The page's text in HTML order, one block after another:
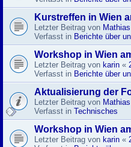
Kurstreffen in Wien
Letzter Beitrag von Mathias
Verfasst in Berichte über
Workshop in Wien
Letzter Beitrag von karin «
Verfasst in Berichte über
Aktualisierung der
Letzter Beitrag von Mathias
Verfasst in Technisches
Workshop in Wien
Letzter Beitrag von karin «